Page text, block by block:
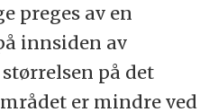
preges av en
innsiden av
på det
er mindre ved